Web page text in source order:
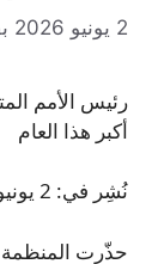
2 يونيو 2026
رئيس الأمم
أكبر هذا العام
نُشِر في: 2 يونيو 2026